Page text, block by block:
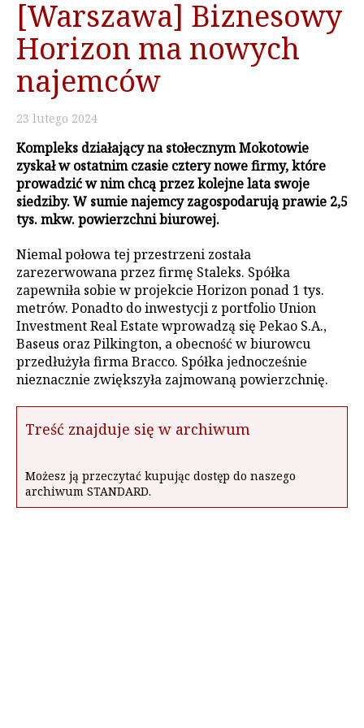
[Warszawa] Biznesowy
Horizon ma nowych
najemców
23 lutego 2024
Kompleks działający na stołecznym Mokotowie
zyskał w ostatnim czasie cztery nowe firmy, które
prowadzić w nim chcą przez kolejne lata swoje
siedziby. W sumie najemcy zagospodarują prawie 2,5
tys. mkw. powierzchni biurowej.
Niemal połowa tej przestrzeni została
zarezerwowana przez firmę Staleks. Spółka
zapewniła sobie w projekcie Horizon ponad 1 tys.
metrów. Ponadto do inwestycji z portfolio Union
Investment Real Estate wprowadzą się Pekao S.A.,
Baseus oraz Pilkington, a obecność w biurowcu
przedłużyła firma Bracco. Spółka jednocześnie
nieznacznie zwiększyła zajmowaną powierzchnię.
Treść znajduje się w archiwum
Możesz ją przeczytać kupując dostęp do naszego
archiwum STANDARD.